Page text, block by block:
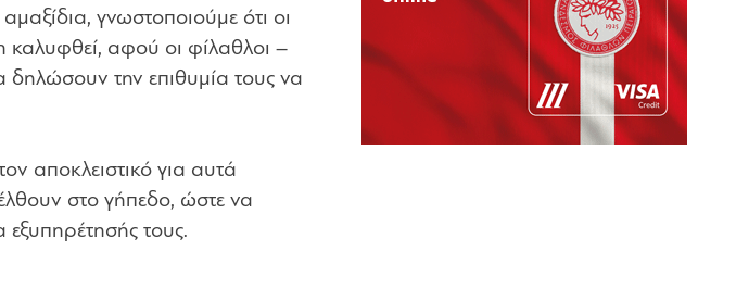
γνωστοποιούμε ότι οι
καλυφθεί, αφού οι φίλαθλοι –
δηλώσουν την επιθυμία τους να
αποκλειστικό για αυτά
στο γήπεδο, ώστε να
τους.